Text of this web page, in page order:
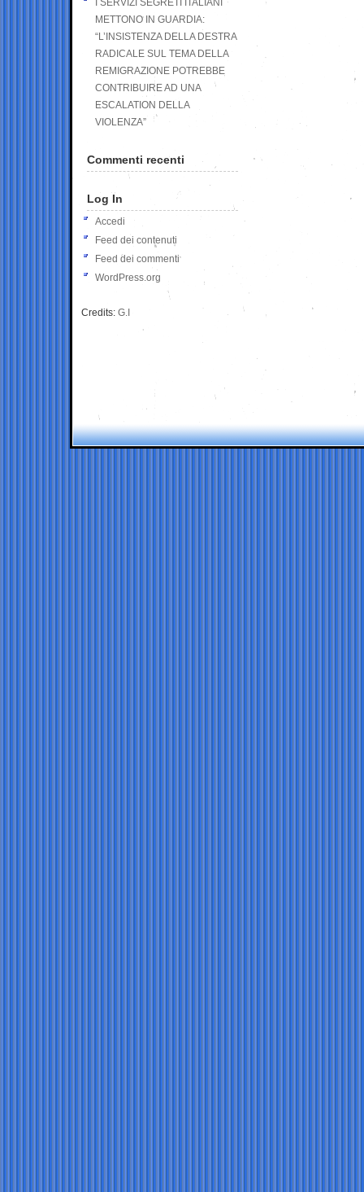
I SERVIZI SEGRETI ITALIANI
METTONO IN GUARDIA:
“L’INSISTENZA DELLA DESTRA
RADICALE SUL TEMA DELLA
REMIGRAZIONE POTREBBE
CONTRIBUIRE AD UNA
ESCALATION DELLA
VIOLENZA”
Commenti recenti
Log In
Accedi
Feed dei contenuti
Feed dei commenti
WordPress.org
Credits: G.I